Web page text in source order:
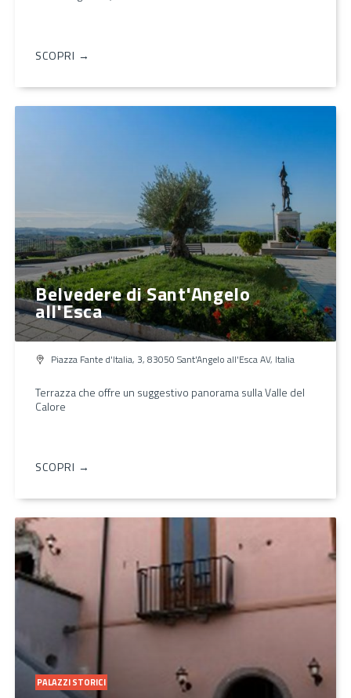
SCOPRI →
Belvedere di Sant'Angelo
all'Esca
Piazza Fante d'Italia, 3, 83050 Sant'Angelo all'Esca AV, Italia
Terrazza che offre un suggestivo panorama sulla Valle del
Calore
SCOPRI →
PALAZZI STORICI